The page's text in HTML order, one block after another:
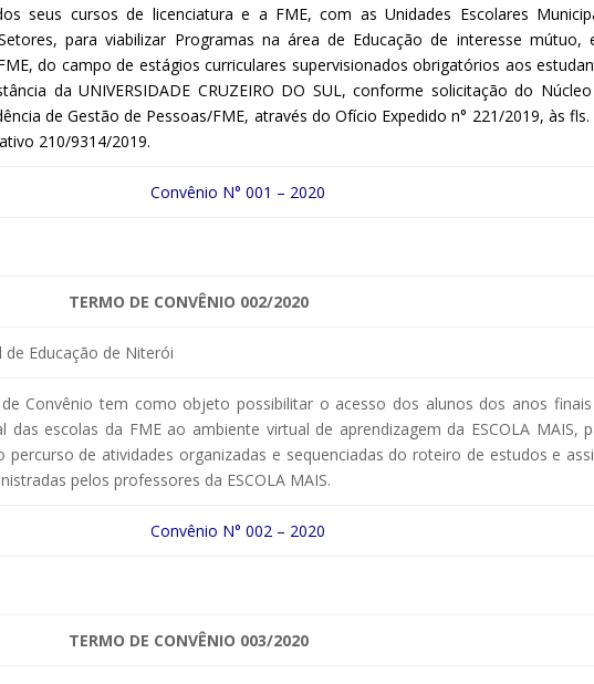
seus cursos de licenciatura e a FME, com as Unidades Escolares
para viabilizar Programas na área de Educação de interesse mútuo,
do campo de estágios curriculares supervisionados obrigatórios aos
da UNIVERSIDADE CRUZEIRO DO SUL, conforme solicitação do
de Gestão de Pessoas/FME, através do Ofício Expedido n° 221/2019, às fls.
210/9314/2019.
Convênio N° 001 – 2020
TERMO DE CONVÊNIO 002/2020
de Educação de Niterói
Convênio tem como objeto possibilitar o acesso dos alunos dos anos
das escolas da FME ao ambiente virtual de aprendizagem da ESCOLA MAIS,
percurso de atividades organizadas e sequenciadas do roteiro de estudos e
pelos professores da ESCOLA MAIS.
Convênio N° 002 – 2020
TERMO DE CONVÊNIO 003/2020